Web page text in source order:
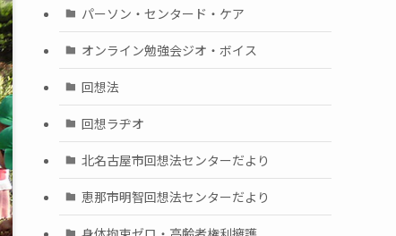
パーソン・センタード・ケア
オンライン勉強会ジオ・ボイス
回想法
回想ラヂオ
北名古屋市回想法センターだより
恵那市明智回想法センターだより